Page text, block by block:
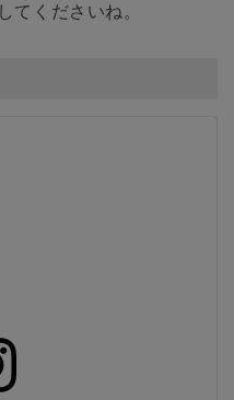
てくださいね。